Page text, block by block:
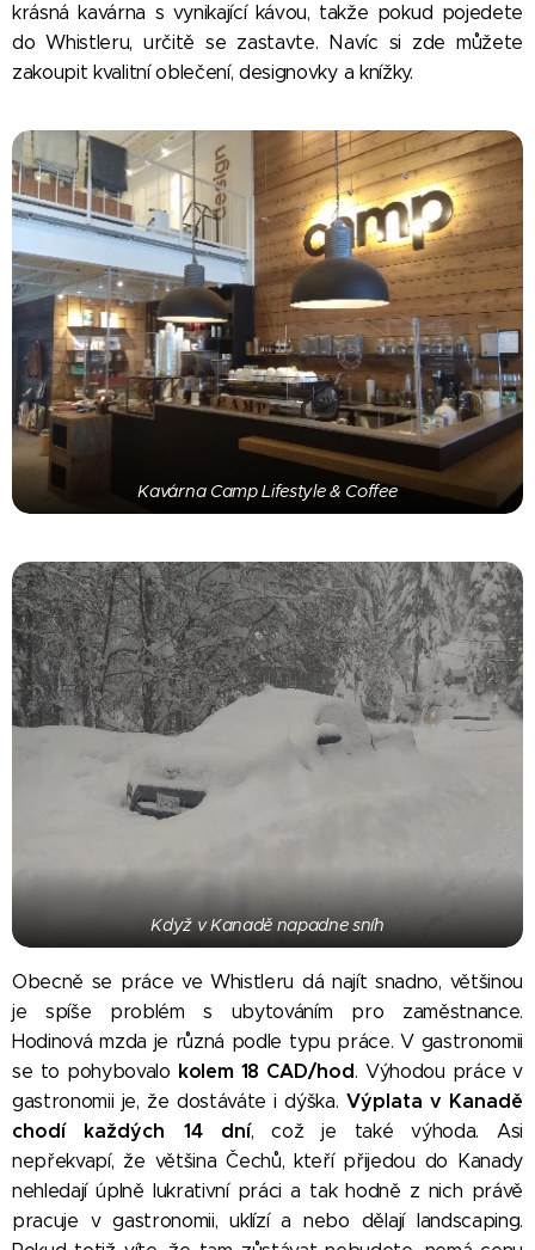
krásná kavárna s vynikající kávou, takže pokud pojedete
do Whistleru, určitě se zastavte. Navíc si zde můžete
zakoupit kvalitní oblečení, designovky a knížky. 😊
Kavárna Camp Lifestyle & Coffee
Když v Kanadě napadne sníh
Obecně se práce ve Whistleru dá najít snadno, většinou
je spíše problém s ubytováním pro zaměstnance.
Hodinová mzda je různá podle typu práce. V gastronomii
se to pohybovalo kolem 18 CAD/hod. Výhodou práce v
gastronomii je, že dostáváte i dýška. Výplata v Kanadě
chodí každých 14 dní, což je také výhoda. Asi
nepřekvapí, že většina Čechů, kteří přijedou do Kanady
nehledají úplně lukrativní práci a tak hodně z nich právě
pracuje v gastronomii, uklízí a nebo dělají landscaping.